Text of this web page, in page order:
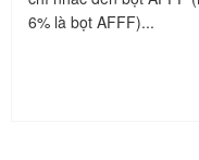
6% là bọt AFFF)...